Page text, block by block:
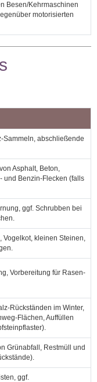
Besen/Kehrmaschinen
motorisierten
abschließende
Asphalt, Beton,
und Benzin‑Flecken (falls
ggf. Schrubben bei
Vogelkot, kleinen Steinen,
Vorbereitung für Rasen‑
im Winter,
Auffüllen
Grünabfall, Restmüll und
ggf.